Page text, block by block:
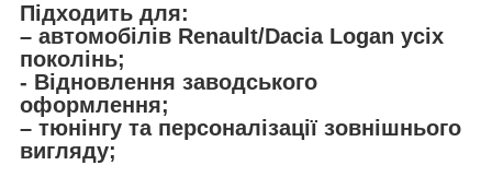
Підходить для:
– автомобілів Renault/Dacia Logan усіх
поколінь;
- Відновлення заводського
оформлення;
– тюнінгу та персоналізації зовнішнього
вигляду;